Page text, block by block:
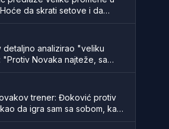
da skrati setove i da
detaljno analizirao "veliku
"Protiv Novaka najteže, sa
trener: Đoković protiv
da igra sam sa sobom, kao